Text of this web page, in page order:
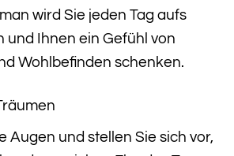
wird Sie jeden Tag aufs
und Ihnen ein Gefühl von
Wohlbefinden schenken.
Augen und stellen Sie sich vor,